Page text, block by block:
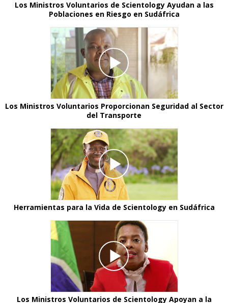
Los Ministros Voluntarios de Scientology Ayudan a las
Poblaciones en Riesgo en Sudáfrica
Los Ministros Voluntarios Proporcionan Seguridad al Sector
del Transporte
Herramientas para la Vida de Scientology en Sudáfrica
Los Ministros Voluntarios de Scientology Apoyan a la